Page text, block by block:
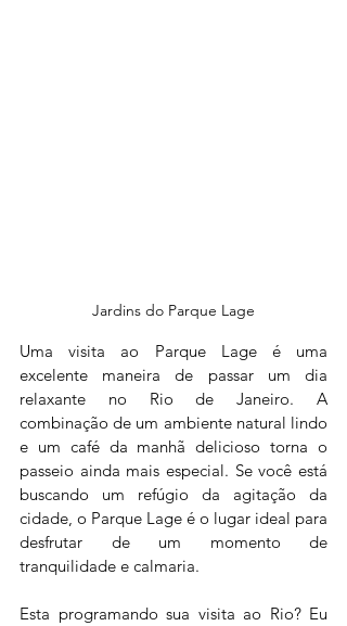
Jardins do Parque Lage
Uma visita ao Parque Lage é uma
excelente maneira de passar um dia
relaxante no Rio de Janeiro. A
combinação de um ambiente natural lindo
e um café da manhã delicioso torna o
passeio ainda mais especial. Se você está
buscando um refúgio da agitação da
cidade, o Parque Lage é o lugar ideal para
desfrutar de um momento de
tranquilidade e calmaria.
Esta programando sua visita ao Rio? Eu